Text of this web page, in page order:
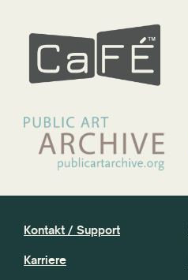
Kontakt / Support
Karriere